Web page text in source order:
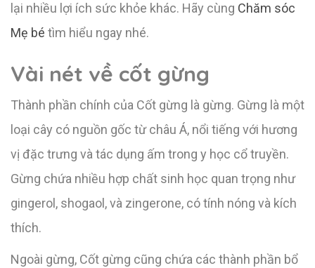
lại nhiều lợi ích sức khỏe khác. Hãy cùng Chăm sóc
Mẹ bé tìm hiểu ngay nhé.
Vài nét về cốt gừng
Thành phần chính của Cốt gừng là gừng. Gừng là một
loại cây có nguồn gốc từ châu Á, nổi tiếng với hương
vị đặc trưng và tác dụng ấm trong y học cổ truyền.
Gừng chứa nhiều hợp chất sinh học quan trọng như
gingerol, shogaol, và zingerone, có tính nóng và kích
thích.
Ngoài gừng, Cốt gừng cũng chứa các thành phần bổ